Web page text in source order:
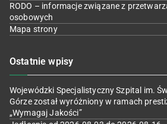
RODO – informacje związane z
osobowych
Mapa strony
Ostatnie wpisy
Wojewódzki Specjalistyczny Szpital im.
Górze został wyróżniony w ramach
„Wymagaj Jakości”